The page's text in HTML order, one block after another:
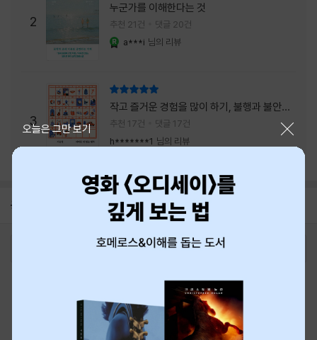
2
누군가를 이해한다는 것
추천 21건 댓글 20건
a***i 님의 리뷰
3
작고 즐거운 경험을 많이 하기, 불행과 불안을
회피하지 말기, 그리고 좋은 사람을 많이 만나
기.
추천 17건
댓글 17건
h*******1 님의 리뷰
공지 8월 신용카드 무이자할부 안내
오늘은 그만 보기
최근 본 상품
티켓 1544-6399
중고샵 1566-4295
eBook 1:1문의/채팅상담
예스이십사(주) 사업자 정보
이용약관
개인정보처리방침 청소년보호정책